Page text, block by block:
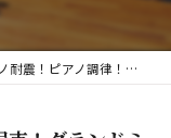
アノ調律！名古屋市！グランドミュージックピアノ♪